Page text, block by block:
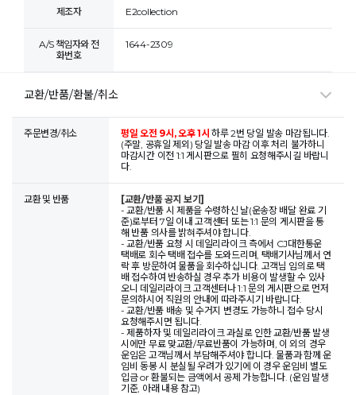
제조자 E2collection
A/S 책임자와 전
화번호
1644-2309
교환/반품/환불/취소
주문변경/취소 평일 오전 9시, 오후 1시하루 2번 당일 발송 마감됩니다.
(주말, 공휴일 제외) 당일 발송 마감 이후 처리 불가하니
마감시간 이전 1:1 게시판으로 필히 요청해주시길 바랍니
다.
교환 및 반품
[교환/반품 공지 보기]
- 교환/반품 시 제품을 수령하신 날(운송장 배달 완료 기
준)로부터 7일 이내 고객센터 또는 1:1 문의 게시판을 통
해 반품 의사를 밝혀주셔야 합니다.
- 교환/반품 요청 시 데일리라이크 측에서 CJ대한통운
택배로 회수 택배 접수를 도와드리며, 택배기사님께서 연
락 후 방문하여 물품을 회수하십니다. 고객님 임의로 택
배 접수하여 반송하실 경우 추가 비용이 발생할 수 있사
오니 데일리라이크 고객센터나 1:1 문의 게시판으로 먼저
문의하시어 직원의 안내에 따라주시기 바랍니다.
- 교환/반품 배송 및 수거지 변경도 가능하니 접수 당시
요청해주시면 됩니다.
- 제품하자 및 데일리라이크 과실로 인한 교환/반품 발생
시에만 무료 맞교환/무료반품이 가능하며, 이 외의 경우
운임은 고객님께서 부담해주셔야 합니다. 물품과 함께 운
임비 동봉 시 분실될 우려가 있기에 이 경우 운임비 별도
입금 or 환불되는 금액에서 공제 가능합니다. (운임 발생
기준, 아래 내용 참고)